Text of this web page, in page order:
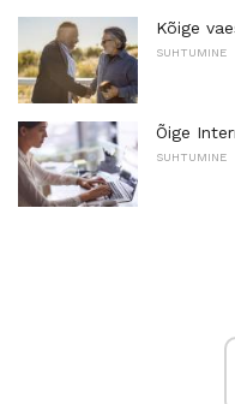
Kõige
SUHTUMINE
Õige
SUHTUMINE